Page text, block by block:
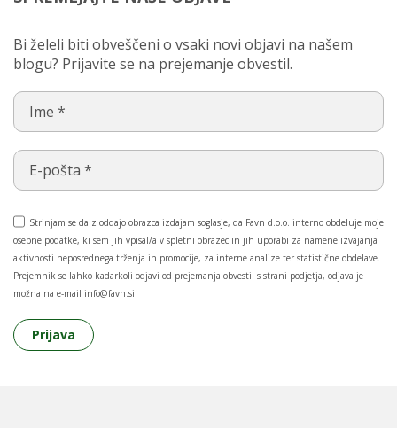
Bi želeli biti obveščeni o vsaki novi objavi na našem
blogu? Prijavite se na prejemanje obvestil.
Strinjam se da z oddajo obrazca izdajam soglasje, da Favn d.o.o. interno obdeluje moje
osebne podatke, ki sem jih vpisal/a v spletni obrazec in jih uporabi za namene izvajanja
aktivnosti neposrednega trženja in promocije, za interne analize ter statistične obdelave.
Prejemnik se lahko kadarkoli odjavi od prejemanja obvestil s strani podjetja, odjava je
možna na e-mail info@favn.si